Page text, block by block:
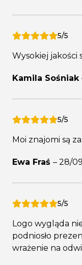
5/5
Wysokiej jakości
Kamila Sośniak
5/5
Moi znajomi są
Ewa Fraś – 28/
5/5
Logo wygląda
podniosło
wrażenie na